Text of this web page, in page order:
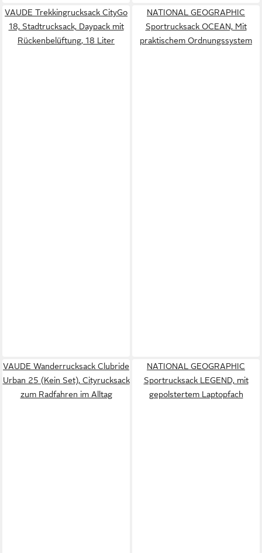
VAUDE Trekkingrucksack CityGo
18, Stadtrucksack, Daypack mit
Rückenbelüftung, 18 Liter
NATIONAL GEOGRAPHIC
Sportrucksack OCEAN, Mit
praktischem Ordnungssystem
VAUDE Wanderrucksack Clubride
Urban 25 (Kein Set), Cityrucksack
zum Radfahren im Alltag
NATIONAL GEOGRAPHIC
Sportrucksack LEGEND, mit
gepolstertem Laptopfach